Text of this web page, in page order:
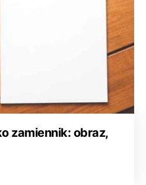
zamiennik: obraz,